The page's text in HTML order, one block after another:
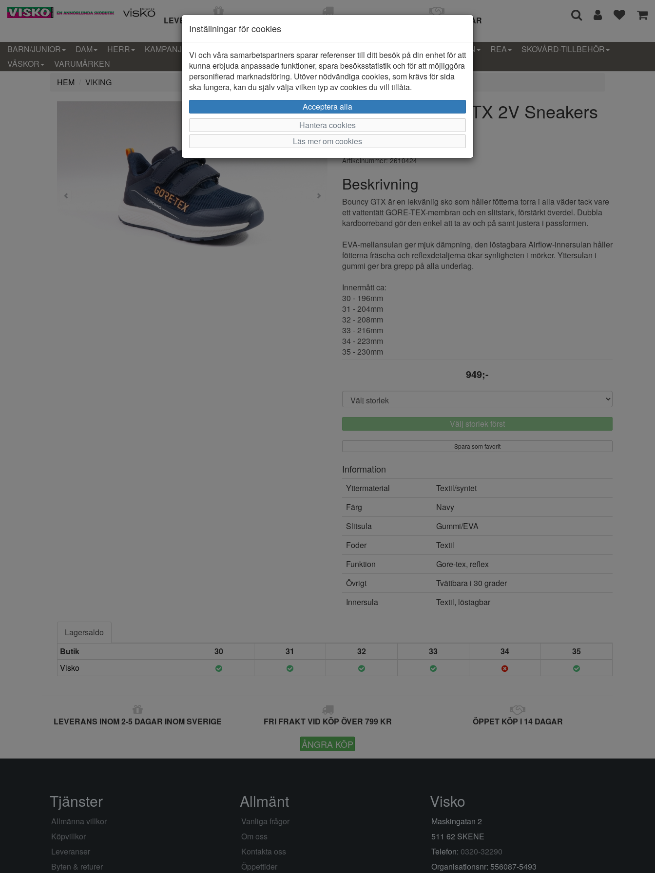
LEVERANS INOM 2-5 DAGAR ÖPPET KÖP I 14 DAGAR
BARN/JUNIOR DAM HERR KAMPANJ KLÄDER-BARN PROVKOLLEKTION REA
SKOVÅRD-TILLBEHÖR
VÄSKOR
VARUMÄRKEN
HEM
VIKING
Viking Bouncy GTX 2V Sneakers
Barn
Varumärke: Viking
Artikelnummer: 2610424
Beskrivning
Bouncy GTX är en lekvänlig sko som håller fötterna torra i alla väder tack vare
ett vattentätt GORE-TEX-membran och en slitstark, förstärkt överdel. Dubbla
kardborreband gör den enkel att ta av och på samt justera i passformen.
EVA-mellansulan ger mjuk dämpning, den löstagbara Airflow-innersulan håller
fötterna fräscha och reflexdetaljerna ökar synligheten i mörker. Yttersulan i
gummi ger bra grepp på alla underlag.
Innermått ca:
30 - 196mm
31 - 204mm
32 - 208mm
33 - 216mm
34 - 223mm
35 - 230mm
949;-
Välj storlek först
Spara som favorit
Information
Yttermaterial
Textil/syntet
Färg
Navy
Slitsula
Gummi/EVA
Foder
Textil
Funktion
Gore-tex, reflex
Övrigt
Tvättbara i 30 grader
Innersula
Textil, löstagbar
Lagersaldo
Butik
30 31 32 33 34
35
Visko
LEVERANS INOM 2-5 DAGAR INOM SVERIGE FRI FRAKT VID KÖP ÖVER 799 KR ÖPPET KÖP I 14 DAGAR
ÅNGRA KÖP
Inställningar för cookies
Vi och våra samarbetspartners sparar referenser till ditt besök på din enhet för att
kunna erbjuda anpassade funktioner, spara besöksstatistik och för att möjliggöra
personifierad marknadsföring. Utöver nödvändiga cookies, som krävs för sida
ska fungera, kan du själv välja vilken typ av cookies du vill tillåta.
Acceptera alla
Hantera cookies
Läs mer om cookies
Tjänster
Allmänna villkor
Köpvillkor
Leveranser
Byten & returer
Allmänt
Vanliga frågor
Om oss
Kontakta oss
Öppettider
Visko
Maskingatan 2
511 62 SKENE
Telefon: 0320-32290
Organisationsnr: 556087-5493